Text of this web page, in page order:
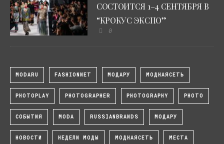
СОСТОИТСЯ 1–4 СЕНТЯБРЯ В
“КРОКУС ЭКСПО”
0
MODARU FASHIONNET МОДАРУ МОДНАЯСЕТЬ
PHOTOPLAY PHOTOGRAPHER PHOTOGRAPHY PHOTO
СОБЫТИЯ MODA RUSSIANBRANDS МОДАРУ
НОВОСТИ НЕДЕЛИ МОДЫ МОДНАЯСЕТЬ МЕСТА